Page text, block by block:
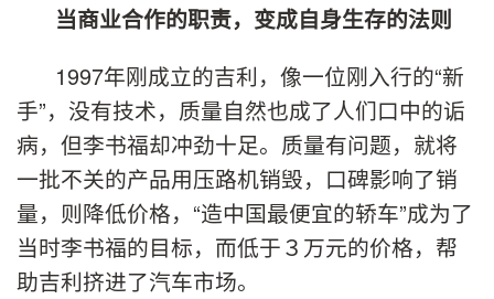
当商业合作的职责，变成自身生存的法则
1997年刚成立的吉利，像一位刚入行的“新
手”，没有技术，质量自然也成了人们口中的诟
病，但李书福却冲劲十足。质量有问题，就将
一批不关的产品用压路机销毁，口碑影响了销
量，则降低价格，“造中国最便宜的轿车”成为了
当时李书福的目标，而低于３万元的价格，帮
助吉利挤进了汽车市场。